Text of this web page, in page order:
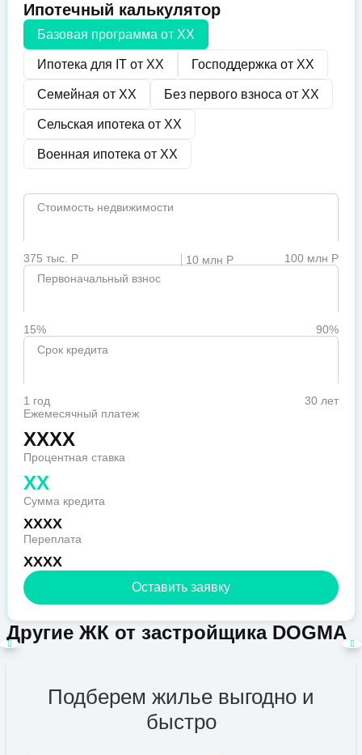
Ипотечный калькулятор
Базовая программа от XX
Ипотека для IT от XX Господдержка от XX
Семейная от XX Без первого взноса от XX
Сельская ипотека от XX
Военная ипотека от XX
Стоимость недвижимости
375 тыс. Р 10 млн Р
100 млн Р
Первоначальный взнос
15%
90%
Срок кредита
1 год
30 лет
Ежемесячный платеж
XXXX
Процентная ставка
XX
Сумма кредита
XXXX
Переплата
XXXX
Оставить заявку
Другие ЖК от застройщика DOGMA
Подберем жилье выгодно и
быстро